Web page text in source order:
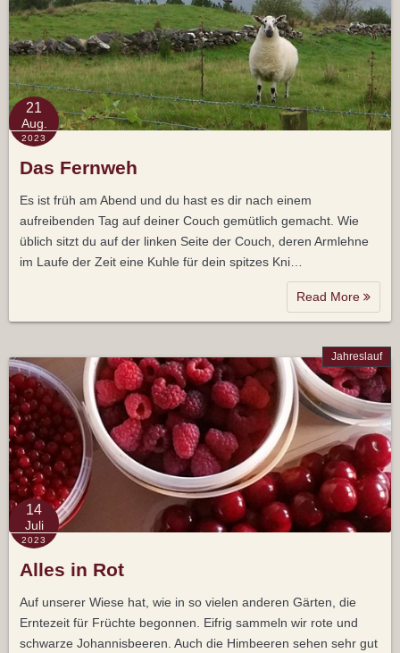
21
Aug.
2023
Das Fernweh
Es ist früh am Abend und du hast es dir nach einem
aufreibenden Tag auf deiner Couch gemütlich gemacht. Wie
üblich sitzt du auf der linken Seite der Couch, deren Armlehne
im Laufe der Zeit eine Kuhle für dein spitzes Kni…
Read More
Jahreslauf
14
Juli
2023
Alles in Rot
Auf unserer Wiese hat, wie in so vielen anderen Gärten, die
Erntezeit für Früchte begonnen. Eifrig sammeln wir rote und
schwarze Johannisbeeren. Auch die Himbeeren sehen sehr gut